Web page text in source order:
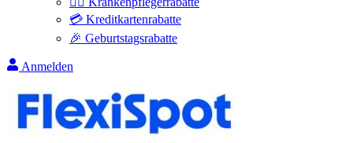
💳 Kreditkartenrabatte
🎉 Geburtstagsrabatte
Anmelden